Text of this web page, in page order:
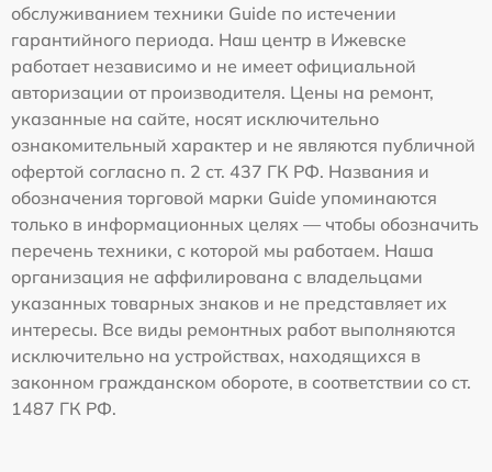
обслуживанием техники Guide по истечении
гарантийного периода. Наш центр в Ижевске
работает независимо и не имеет официальной
авторизации от производителя. Цены на ремонт,
указанные на сайте, носят исключительно
ознакомительный характер и не являются публичной
офертой согласно п. 2 ст. 437 ГК РФ. Названия и
обозначения торговой марки Guide упоминаются
только в информационных целях — чтобы обозначить
перечень техники, с которой мы работаем. Наша
организация не аффилирована с владельцами
указанных товарных знаков и не представляет их
интересы. Все виды ремонтных работ выполняются
исключительно на устройствах, находящихся в
законном гражданском обороте, в соответствии со ст.
1487 ГК РФ.